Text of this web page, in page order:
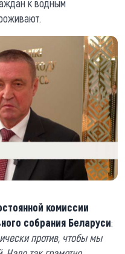
к водным
комиссии
собрания Беларуси:
против, чтобы мы